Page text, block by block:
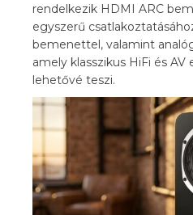
rendelkezik HDMI ARC
egyszerű
bemenettel, valamint
amely klasszikus HiFi és
lehetővé teszi.